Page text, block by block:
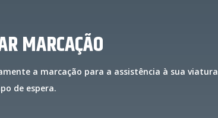
MARCAÇÃO
a marcação para a assistência à sua viatura
de espera.